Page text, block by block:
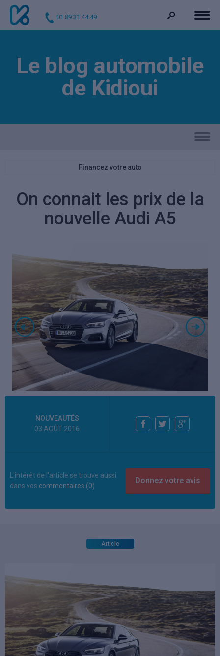
01 89 31 44 49
Le blog automobile
de Kidioui
Financez votre auto
On connait les prix de la
nouvelle Audi A5
NOUVEAUTÉS
03 AOÛT 2016
L'intérêt de l'article se trouve aussi
dans vos commentaires (0)
Article